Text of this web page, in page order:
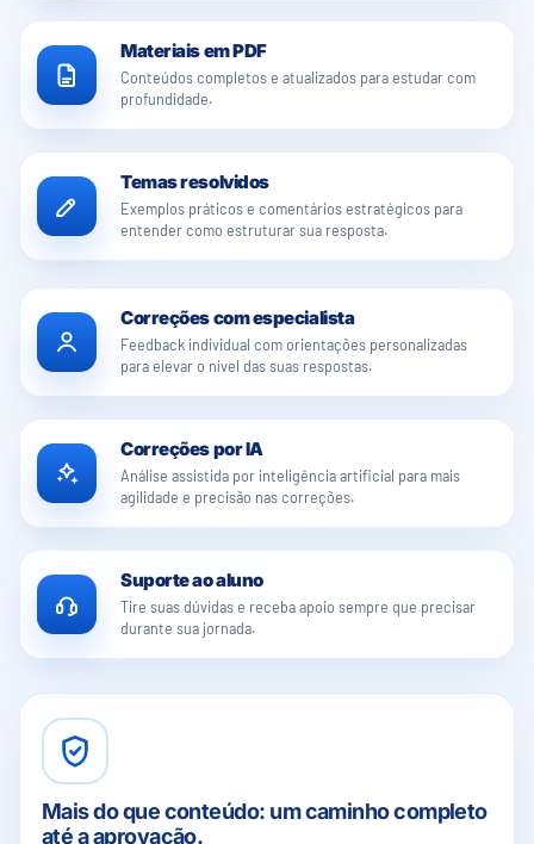
Materiais em PDF
Conteúdos completos e atualizados para estudar com
profundidade.
Temas resolvidos
Exemplos práticos e comentários estratégicos para
entender como estruturar sua resposta.
Correções com especialista
Feedback individual com orientações personalizadas
para elevar o nível das suas respostas.
Correções por IA
Análise assistida por inteligência artificial para mais
agilidade e precisão nas correções.
Suporte ao aluno
Tire suas dúvidas e receba apoio sempre que precisar
durante sua jornada.
Mais do que conteúdo: um caminho completo
até a aprovação.